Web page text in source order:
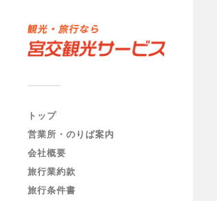
トップ
営業所・のりば案内
会社概要
旅行業約款
旅行条件書